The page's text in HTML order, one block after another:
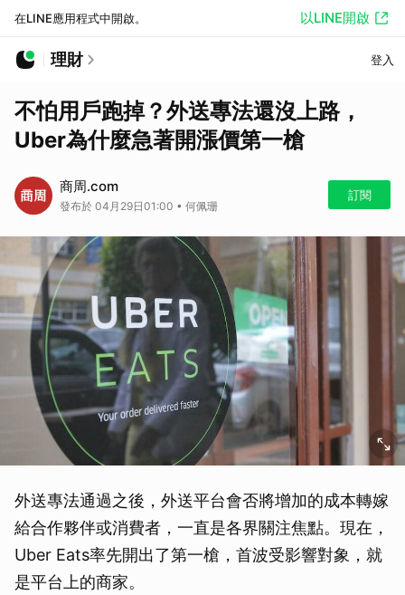
在LINE應用程式中開啟。 以LINE開啟
理財 登入
不怕用戶跑掉？外送專法還沒上路，
Uber為什麼急著開漲價第一槍
商周.com
發布於 04月29日01:00 • 何佩珊
訂閱
外送專法通過之後，外送平台會否將增加的成本轉嫁
給合作夥伴或消費者，一直是各界關注焦點。現在，
Uber Eats率先開出了第一槍，首波受影響對象，就
是平台上的商家。